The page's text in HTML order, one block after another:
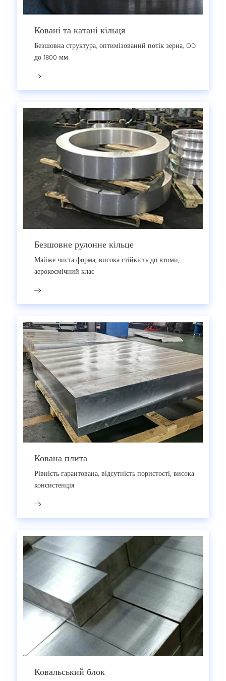
Ковані та катані кільця
Безшовна структура, оптимізований потік зерна, OD
до 1800 мм
Безшовне рулонне кільце
Майже чиста форма, висока стійкість до втоми,
аерокосмічний клас
Кована плита
Рівність гарантована, відсутність пористості, висока
консистенція
Ковальський блок